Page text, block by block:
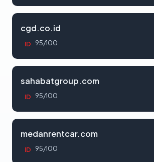
cgd.co.id
ID 95/100
sahabatgroup.com
ID 95/100
medanrentcar.com
ID 95/100